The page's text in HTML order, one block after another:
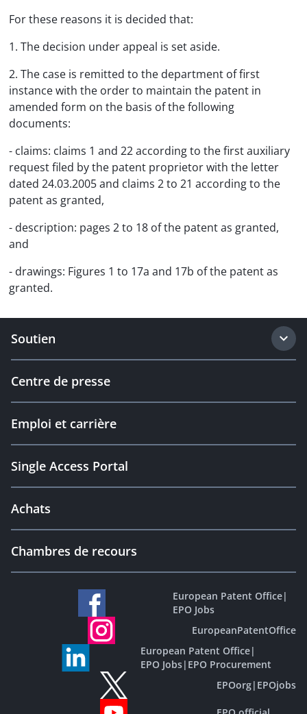
For these reasons it is decided that:
1. The decision under appeal is set aside.
2. The case is remitted to the department of first
instance with the order to maintain the patent in
amended form on the basis of the following
documents:
- claims: claims 1 and 22 according to the first auxiliary
request filed by the patent proprietor with the letter
dated 24.03.2005 and claims 2 to 21 according to the
patent as granted,
- description: pages 2 to 18 of the patent as granted,
and
- drawings: Figures 1 to 17a and 17b of the patent as
granted.
Soutien
Centre de presse
Emploi et carrière
Single Access Portal
Achats
Chambres de recours
European Patent Office|
EPO Jobs
EuropeanPatentOffice
European Patent Office|
EPO Jobs| EPO Procurement
EPOorg| EPOjobs